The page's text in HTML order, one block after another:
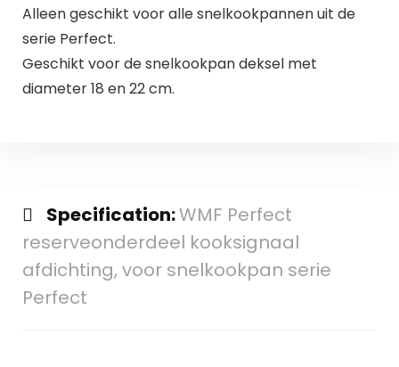
Alleen geschikt voor alle snelkookpannen uit de
serie Perfect.
Geschikt voor de snelkookpan deksel met
diameter 18 en 22 cm.
Specification:WMF Perfect
reserveonderdeel kooksignaal
afdichting, voor snelkookpan serie
Perfect